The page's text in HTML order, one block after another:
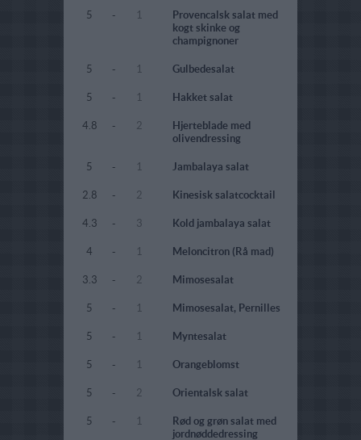
5 - 1
Provencalsk salat med
kogt skinke og
champignoner
5 - 1 Gulbedesalat
5 - 1 Hakket salat
4.8 - 2
Hjerteblade med
olivendressing
5 - 1 Jambalaya salat
2.8 - 2 Kinesisk salatcocktail
4.3 - 3 Kold jambalaya salat
4 - 1 Meloncitron (Rå mad)
3.3 - 2 Mimosesalat
5 - 1 Mimosesalat, Pernilles
5 - 1 Myntesalat
5 - 1 Orangeblomst
5 - 2 Orientalsk salat
5 - 1
Rød og grøn salat med
jordnøddedressing